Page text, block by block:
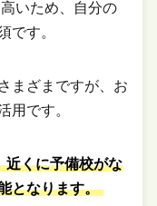
いため、自分の
です。
まざまですが、お
用です。
近くに予備校がな
となります。